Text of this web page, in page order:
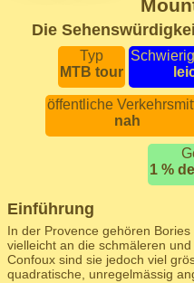
Die
Typ
MTB tour
öffentliche
nah
1 %
Einführung
In der Provence gehören
vielleicht an die schmäleren
Confoux sind sie jedoch viel
quadratische, unregelmässig